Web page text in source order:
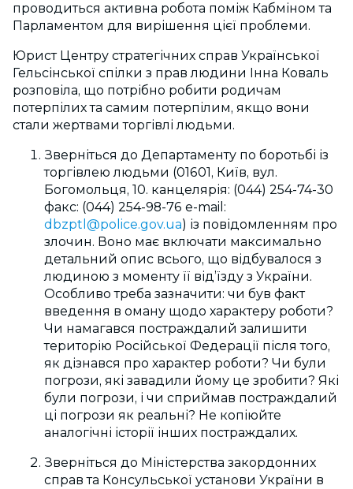
проводиться активна робота поміж Кабміном та
Парламентом для вирішення цієї проблеми.
Юрист Центру стратегічних справ Української
Гельсінської спілки з прав людини Інна Коваль
розповіла, що потрібно робити родичам
потерпілих та самим потерпілим, якщо вони
стали жертвами торгівлі людьми.
Зверніться до Департаменту по боротьбі із
торгівлею людьми (01601, Київ, вул.
Богомольця, 10. канцелярія: (044) 254-74-30
факс: (044) 254-98-76 e-mail:
dbzptl@police.gov.ua) із повідомленням про
злочин. Воно має включати максимально
детальний опис всього, що відбувалося з
людиною з моменту її від’їзду з України.
Особливо треба зазначити: чи був факт
введення в оману щодо характеру роботи?
Чи намагався постраждалий залишити
територію Російської Федерації після того,
як дізнався про характер роботи? Чи були
погрози, які завадили йому це зробити? Які
були погрози, і чи сприймав постраждалий
ці погрози як реальні? Не копіюйте
аналогічні історії інших постраждалих.
Зверніться до Міністерства закордонних
справ та Консульської установи України в